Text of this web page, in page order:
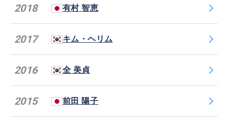
2018 有村 智恵
2017 キム・ヘリム
2016 全 美貞
2015 前田 陽子